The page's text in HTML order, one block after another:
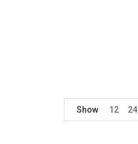
Show
12 24